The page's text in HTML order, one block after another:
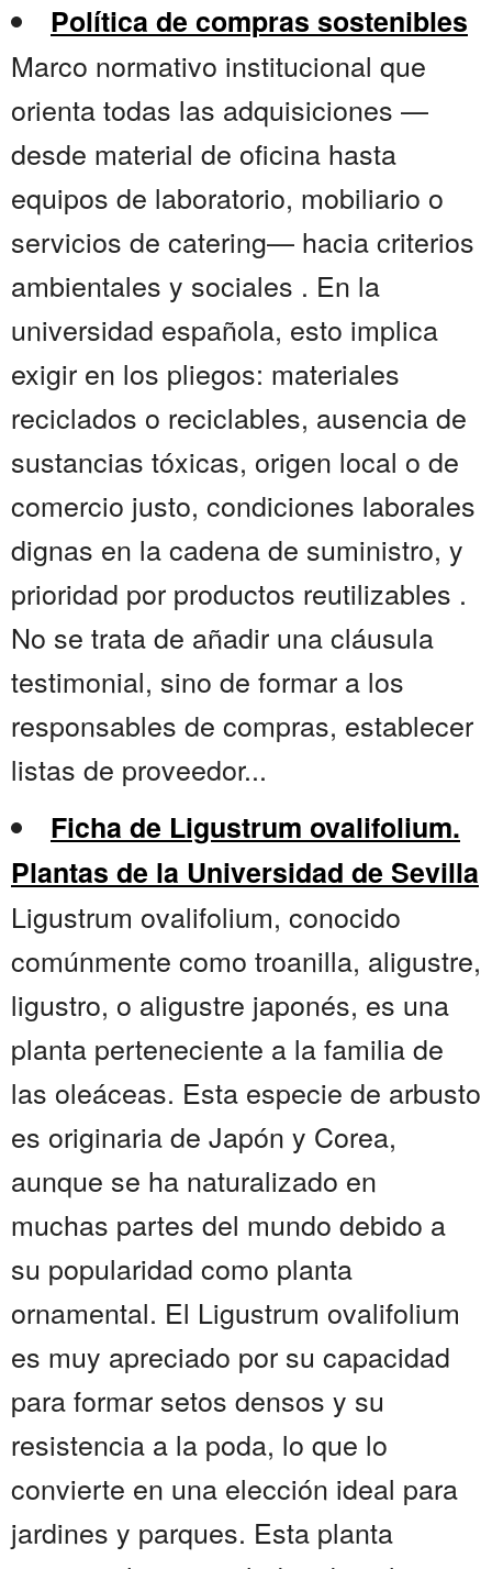
Política de compras sostenibles
Marco normativo institucional que
orienta todas las adquisiciones —
desde material de oficina hasta
equipos de laboratorio, mobiliario o
servicios de catering— hacia criterios
ambientales y sociales . En la
universidad española, esto implica
exigir en los pliegos: materiales
reciclados o reciclables, ausencia de
sustancias tóxicas, origen local o de
comercio justo, condiciones laborales
dignas en la cadena de suministro, y
prioridad por productos reutilizables .
No se trata de añadir una cláusula
testimonial, sino de formar a los
responsables de compras, establecer
listas de proveedor...
Ficha de Ligustrum ovalifolium.
Plantas de la Universidad de Sevilla
Ligustrum ovalifolium, conocido
comúnmente como troanilla, aligustre,
ligustro, o aligustre japonés, es una
planta perteneciente a la familia de
las oleáceas. Esta especie de arbusto
es originaria de Japón y Corea,
aunque se ha naturalizado en
muchas partes del mundo debido a
su popularidad como planta
ornamental. El Ligustrum ovalifolium
es muy apreciado por su capacidad
para formar setos densos y su
resistencia a la poda, lo que lo
convierte en una elección ideal para
jardines y parques. Esta planta